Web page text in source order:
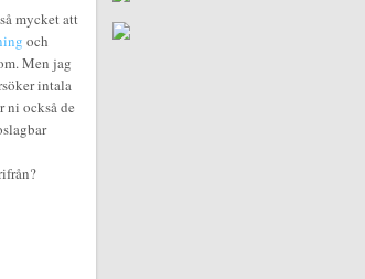
mycket att
och
Men jag
intala
ni också de